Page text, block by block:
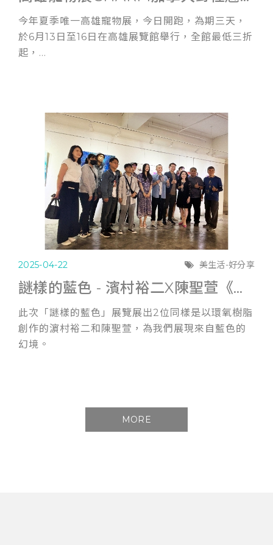
今年夏季唯一高雄寵物展，今日開跑，為期三天，
於6月13日至16日在高雄展覽館舉行，全館最低三折
起，...
2025-04-22 美生活-好分享
謎樣的藍色 - 濱村裕二X陳聖萱《雙人展》
此次「謎樣的藍色」展覽展出2位同樣是以環氧樹脂
創作的濵村裕二和陳聖萱，為我們展現來自藍色的
幻境。
MORE